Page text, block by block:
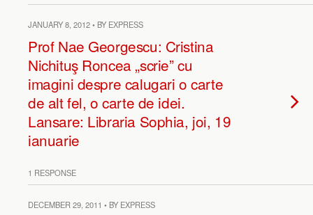
JANUARY 8, 2012 • BY EXPRESS
Prof Nae Georgescu: Cristina
Nichituş Roncea „scrie” cu
imagini despre calugari o carte
de alt fel, o carte de idei.
Lansare: Libraria Sophia, joi, 19
ianuarie
1 RESPONSE
DECEMBER 29, 2011 • BY EXPRESS